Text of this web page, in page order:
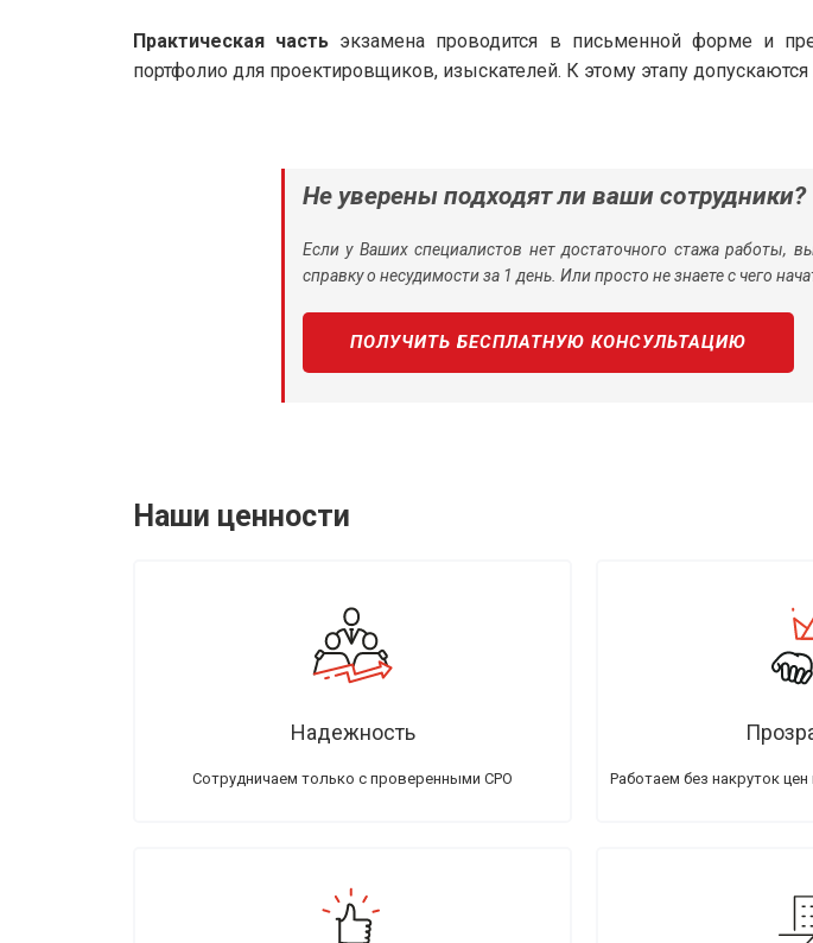
Практическая часть экзамена проводится в письменной форме и
портфолио для проектировщиков, изыскателей. К этому этапу
Не уверены подходят ли ваши сотрудники?
Если у Ваших специалистов нет достаточного стажа работы,
справку о несудимости за 1 день. Или просто не знаете с чего
ПОЛУЧИТЬ БЕСПЛАТНУЮ КОНСУЛЬТАЦИЮ
Наши ценности
Надежность
Сотрудничаем только с проверенными СРО Работаем без накруток